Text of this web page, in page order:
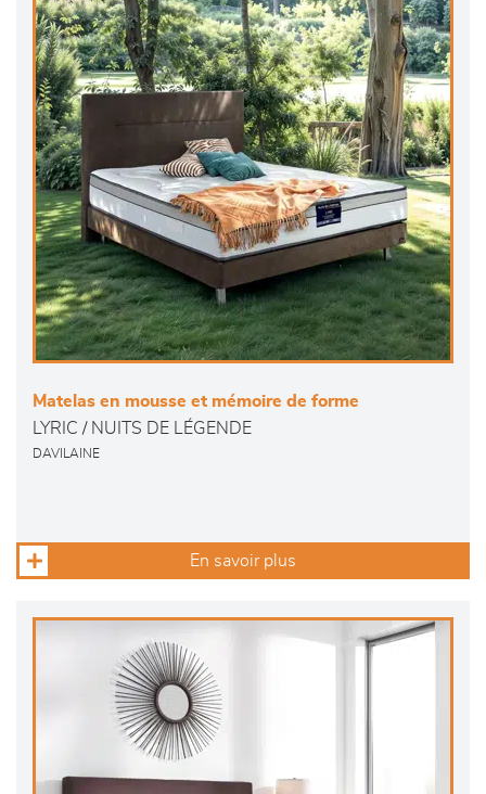
Matelas en mousse et mémoire de forme
LYRIC / NUITS DE LÉGENDE
DAVILAINE
En savoir plus